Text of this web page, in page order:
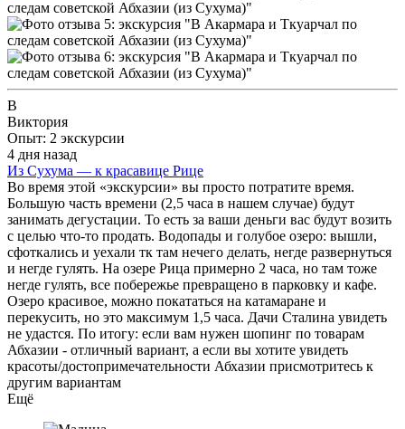
В
Виктория
Опыт: 2 экскурсии
4 дня назад
Из Сухума — к красавице Рице
Во время этой «экскурсии» вы просто потратите время.
Большую часть времени (2,5 часа в нашем случае) будут
занимать дегустации. То есть за ваши деньги вас будут возить
с целью что-то продать. Водопады и голубое озеро: вышли,
сфоткались и уехали тк там нечего делать, негде развернуться
и негде гулять. На озере Рица примерно 2 часа, но там тоже
негде гулять, все побережье превращено в парковку и кафе.
Озеро красивое, можно покататься на катамаране и
перекусить, но это максимум 1,5 часа. Дачи Сталина увидеть
не удастся. По итогу: если вам нужен шопинг по товарам
Абхазии - отличный вариант, а если вы хотите увидеть
красоты/достопримечательности Абхазии присмотритесь к
другим вариантам
Ещё